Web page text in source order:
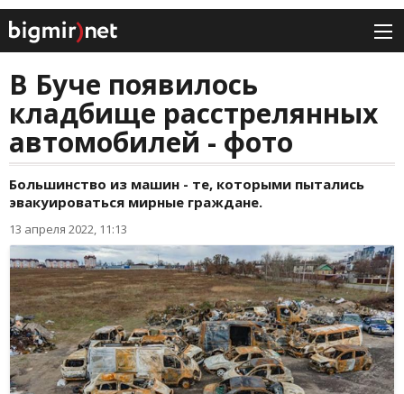
В Буче появилось
кладбище расстрелянных
автомобилей - фото
Большинство из машин - те, которыми пытались
эвакуироваться мирные граждане.
13 апреля 2022, 11:13